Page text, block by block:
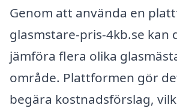
Genom att använda en
glasmstare-pris-4kb.se kan
jämföra flera olika
område. Plattformen gör
begära kostnadsförslag,